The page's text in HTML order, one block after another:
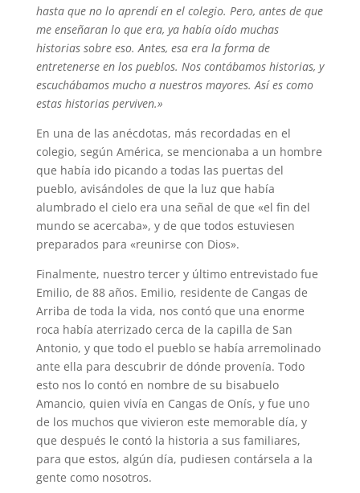
hasta que no lo aprendí en el colegio. Pero, antes de que
me enseñaran lo que era, ya había oído muchas
historias sobre eso. Antes, esa era la forma de
entretenerse en los pueblos. Nos contábamos historias, y
escuchábamos mucho a nuestros mayores. Así es como
estas historias perviven.»
En una de las anécdotas, más recordadas en el
colegio, según América, se mencionaba a un hombre
que había ido picando a todas las puertas del
pueblo, avisándoles de que la luz que había
alumbrado el cielo era una señal de que «el fin del
mundo se acercaba», y de que todos estuviesen
preparados para «reunirse con Dios».
Finalmente, nuestro tercer y último entrevistado fue
Emilio, de 88 años. Emilio, residente de Cangas de
Arriba de toda la vida, nos contó que una enorme
roca había aterrizado cerca de la capilla de San
Antonio, y que todo el pueblo se había arremolinado
ante ella para descubrir de dónde provenía. Todo
esto nos lo contó en nombre de su bisabuelo
Amancio, quien vivía en Cangas de Onís, y fue uno
de los muchos que vivieron este memorable día, y
que después le contó la historia a sus familiares,
para que estos, algún día, pudiesen contársela a la
gente como nosotros.